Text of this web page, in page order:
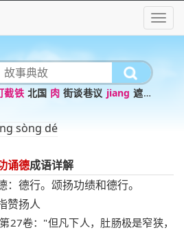
截铁 北国 肉 街谈巷议 jiang 遮风
sòng dé
诵德成语详解
德行。颂扬功绩和德行。
赞扬人
27卷："但凡下人，肚肠极是窄狭，